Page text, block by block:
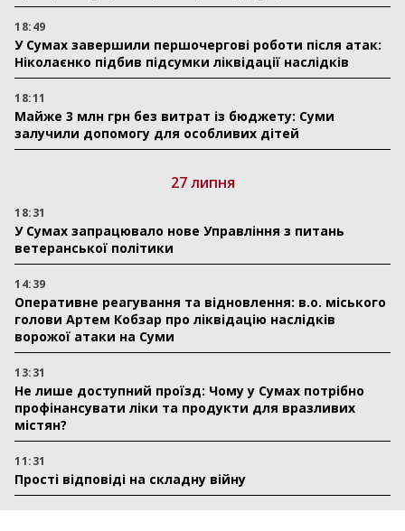
18:49
У Сумах завершили першочергові роботи після атак:
Ніколаєнко підбив підсумки ліквідації наслідків
18:11
Майже 3 млн грн без витрат із бюджету: Суми
залучили допомогу для особливих дітей
27 липня
18:31
У Сумах запрацювало нове Управління з питань
ветеранської політики
14:39
Оперативне реагування та відновлення: в.о. міського
голови Артем Кобзар про ліквідацію наслідків
ворожої атаки на Суми
13:31
Не лише доступний проїзд: Чому у Сумах потрібно
профінансувати ліки та продукти для вразливих
містян?
11:31
Прості відповіді на складну війну